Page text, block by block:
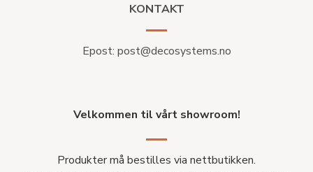
KONTAKT
Epost: post@decosystems.no
Velkommen til vårt showroom!
Produkter må bestilles via nettbutikken.